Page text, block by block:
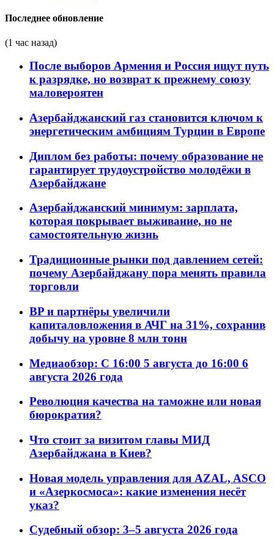
Последнее обновление
(1 час назад)
После выборов Армения и Россия ищут путь
к разрядке, но возврат к прежнему союзу
маловероятен
Азербайджанский газ становится ключом к
энергетическим амбициям Турции в Европе
Диплом без работы: почему образование не
гарантирует трудоустройство молодёжи в
Азербайджане
Азербайджанский минимум: зарплата,
которая покрывает выживание, но не
самостоятельную жизнь
Традиционные рынки под давлением сетей:
почему Азербайджану пора менять правила
торговли
BP и партнёры увеличили
капиталовложения в АЧГ на 31%, сохранив
добычу на уровне 8 млн тонн
Медиаобзор: С 16:00 5 августа до 16:00 6
августа 2026 года
Революция качества на таможне или новая
бюрократия?
Что стоит за визитом главы МИД
Азербайджана в Киев?
Новая модель управления для AZAL, ASCO
и «Азеркосмоса»: какие изменения несёт
указ?
Судебный обзор: 3–5 августа 2026 года